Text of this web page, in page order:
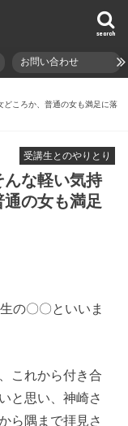
search
お問い合わせ
どころか、普通の女も満足に落
受講生とのやりとり
んな軽い気持
の女も満足
の〇〇といいま
これから付き合
と思い、神崎さ
ら隅まで拝見さ